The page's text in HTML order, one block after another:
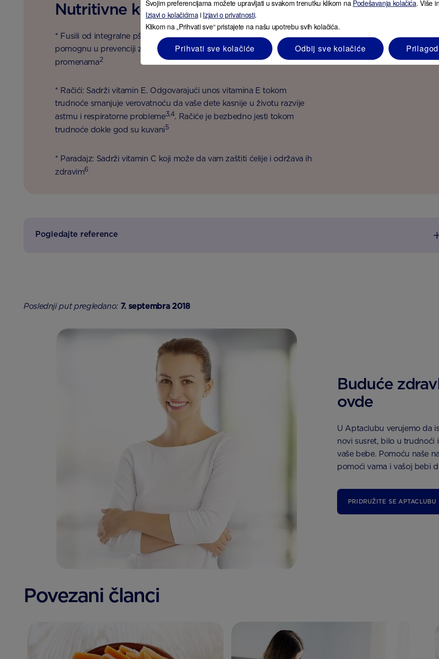
Nutritivne koristi
* Fusili od integralne pšenice: Obezbeđuju vlakna koja mogu da
pomognu u prevenciji zatvora izazvanog vašim hormonalnim
promenama2
* Račići: Sadrži vitamin E. Odgovarajući unos vitamina E tokom
trudnoće smanjuje verovatnoću da vaše dete kasnije u životu razvije
astmu i respiratorne probleme3,4. Račiće je bezbedno jesti tokom
trudnoće dokle god su kuvani5
* Paradajz: Sadrži vitamin C koji može da vam zaštiti ćelije i održava ih
zdravim6
Umešajte rukolu
parmezana i crnog
Pogledajte reference
Poslednji put pregledano: 7. septembra 2018
Buduće
ovde
U Aptaclubu verujemo da
novi susret, bilo u trudnoći
vaše bebe. Pomoću naše
pomoći vama i vašoj bebi
PRIDRUŽITE SE APTACLUBU
Povezani članci
Svojim preferencijama možete upravljati u svakom trenutku klikom na Podešavanja kolačića. Više
Izjavi o kolačićimai Izjavi o privatnosti.
Klikom na „Prihvati sve“ pristajete na našu upotrebu svih kolačića.
Prihvati sve kolačiće Odbij sve kolačiće